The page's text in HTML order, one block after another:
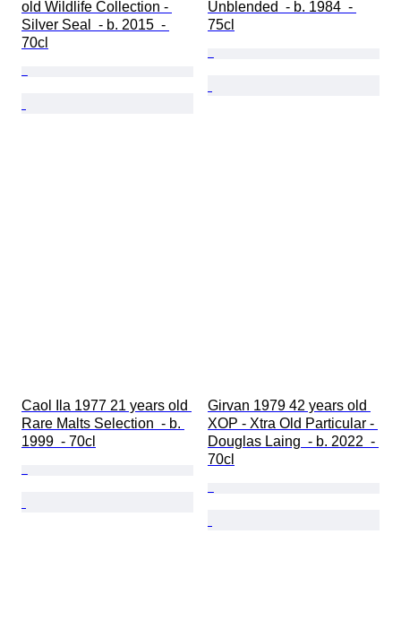
old Wildlife Collection -
Silver Seal  - b. 2015  -
70cl
Unblended  - b. 1984  -
75cl
Caol Ila 1977 21 years old
Rare Malts Selection  - b.
1999  - 70cl
Girvan 1979 42 years old
XOP - Xtra Old Particular -
Douglas Laing  - b. 2022  -
70cl